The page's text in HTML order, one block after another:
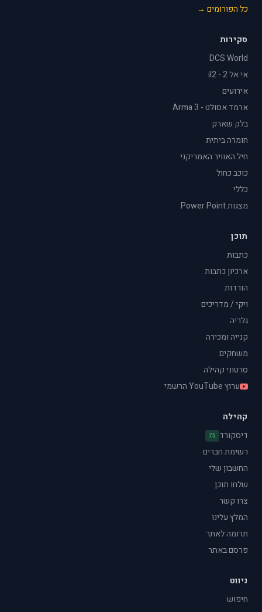
כל הפורומים →
סקירות
DCS World
אי אל 2 - il2
אירועים
ארמד אסולט - Arma 3
בלק שארק
חומרה ביתית
חיל האוויר האמריקני
כוכב כחול
כללי
מצגות Power Point
תוכן
כתבות
ארכיון כתבות
הורדות
ויקי / מדריכים
גלריה
קנייה ומכירה
משחקים
סרטוני קהילה
ערוץ YouTube הרשמי
קהילה
דיסקורד 75
רשימת חברים
החשבון שלי
שלחו תוכן
צרו קשר
המלץ עלינו
תרומה לאתר
פרסם באתר
ניווט
חיפוש